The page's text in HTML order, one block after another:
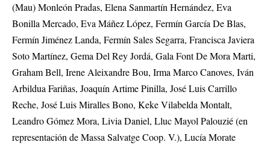
(Mau) Monleón Pradas, Elena Sanmartín Hernández, Eva
Bonilla Mercado, Eva Máñez López, Fermín García De Blas,
Fermín Jiménez Landa, Fermín Sales Segarra, Francisca Javiera
Soto Martínez, Gema Del Rey Jordá, Gala Font De Mora Marti,
Graham Bell, Irene Aleixandre Bou, Irma Marco Canoves, Iván
Arbildua Fariñas, Joaquín Artime Pinilla, José Luis Carrillo
Reche, José Luis Miralles Bono, Keke Vilabelda Montalt,
Leandro Gómez Mora, Livia Daniel, Lluc Mayol Palouzié (en
representación de Massa Salvatge Coop. V.), Lucía Morate